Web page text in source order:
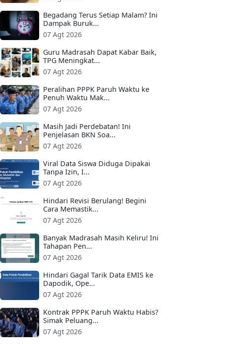
Begadang Terus Setiap Malam? Ini
Dampak Buruk...
07 Agt 2026
Guru Madrasah Dapat Kabar Baik,
TPG Meningkat...
07 Agt 2026
Peralihan PPPK Paruh Waktu ke
Penuh Waktu Mak...
07 Agt 2026
Masih Jadi Perdebatan! Ini
Penjelasan BKN Soa...
07 Agt 2026
Viral Data Siswa Diduga Dipakai
Tanpa Izin, I...
07 Agt 2026
Hindari Revisi Berulang! Begini
Cara Memastik...
07 Agt 2026
Banyak Madrasah Masih Keliru! Ini
Tahapan Pen...
07 Agt 2026
Hindari Gagal Tarik Data EMIS ke
Dapodik, Ope...
07 Agt 2026
Kontrak PPPK Paruh Waktu Habis?
Simak Peluang...
07 Agt 2026